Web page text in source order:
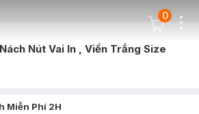
Cart Icon
0
Nút Vai In , Viền Trắng Size
Miễn Phí 2H